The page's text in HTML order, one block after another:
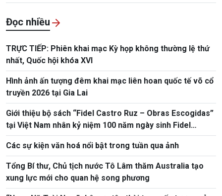
Đọc nhiều
TRỰC TIẾP: Phiên khai mạc Kỳ họp không thường lệ thứ
nhất, Quốc hội khóa XVI
Hình ảnh ấn tượng đêm khai mạc liên hoan quốc tế võ cổ
truyền 2026 tại Gia Lai
Giới thiệu bộ sách “Fidel Castro Ruz – Obras Escogidas”
tại Việt Nam nhân kỷ niệm 100 năm ngày sinh Fidel
Castro
Các sự kiện văn hoá nổi bật trong tuần qua ảnh
Tổng Bí thư, Chủ tịch nước Tô Lâm thăm Australia tạo
xung lực mới cho quan hệ song phương